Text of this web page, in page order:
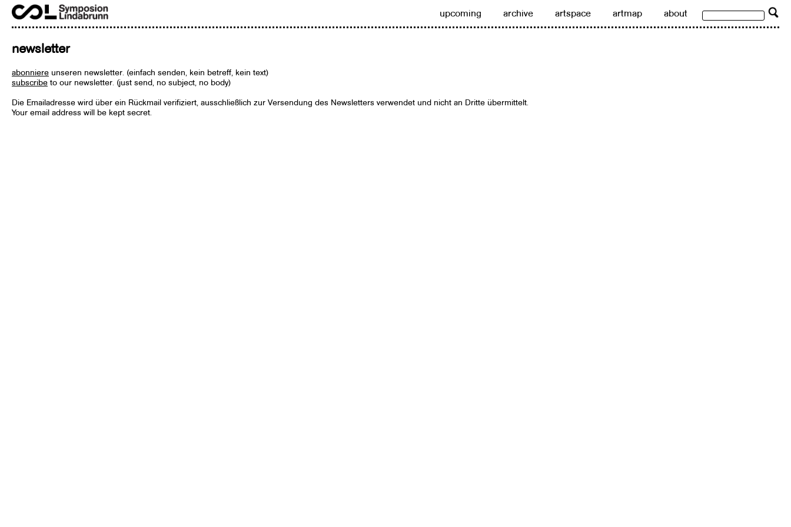
about
artmap
artspace
archive
upcoming
newsletter
abonniere unseren newsletter. (einfach senden, kein betreff, kein text)
subscribeto our newsletter. (just send, no subject, no body)
Die Emailadresse wird über ein Rückmail verifiziert, ausschließlich zur Versendung des Newsletters verwendet und nicht an Dritte übermittelt.
Your email address will be kept secret.